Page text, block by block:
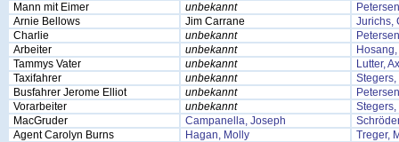
Mann mit Eimer
unbekannt
Arnie Bellows
Jim Carrane
Jurichs,
Charlie
unbekannt
Arbeiter
unbekannt
Tammys Vater
unbekannt
Lutter,
Taxifahrer
unbekannt
Stegers,
Busfahrer Jerome Elliot
unbekannt
Vorarbeiter
unbekannt
Stegers,
MacGruder
Campanella, Joseph
Agent Carolyn Burns
Hagan, Molly
Treger,